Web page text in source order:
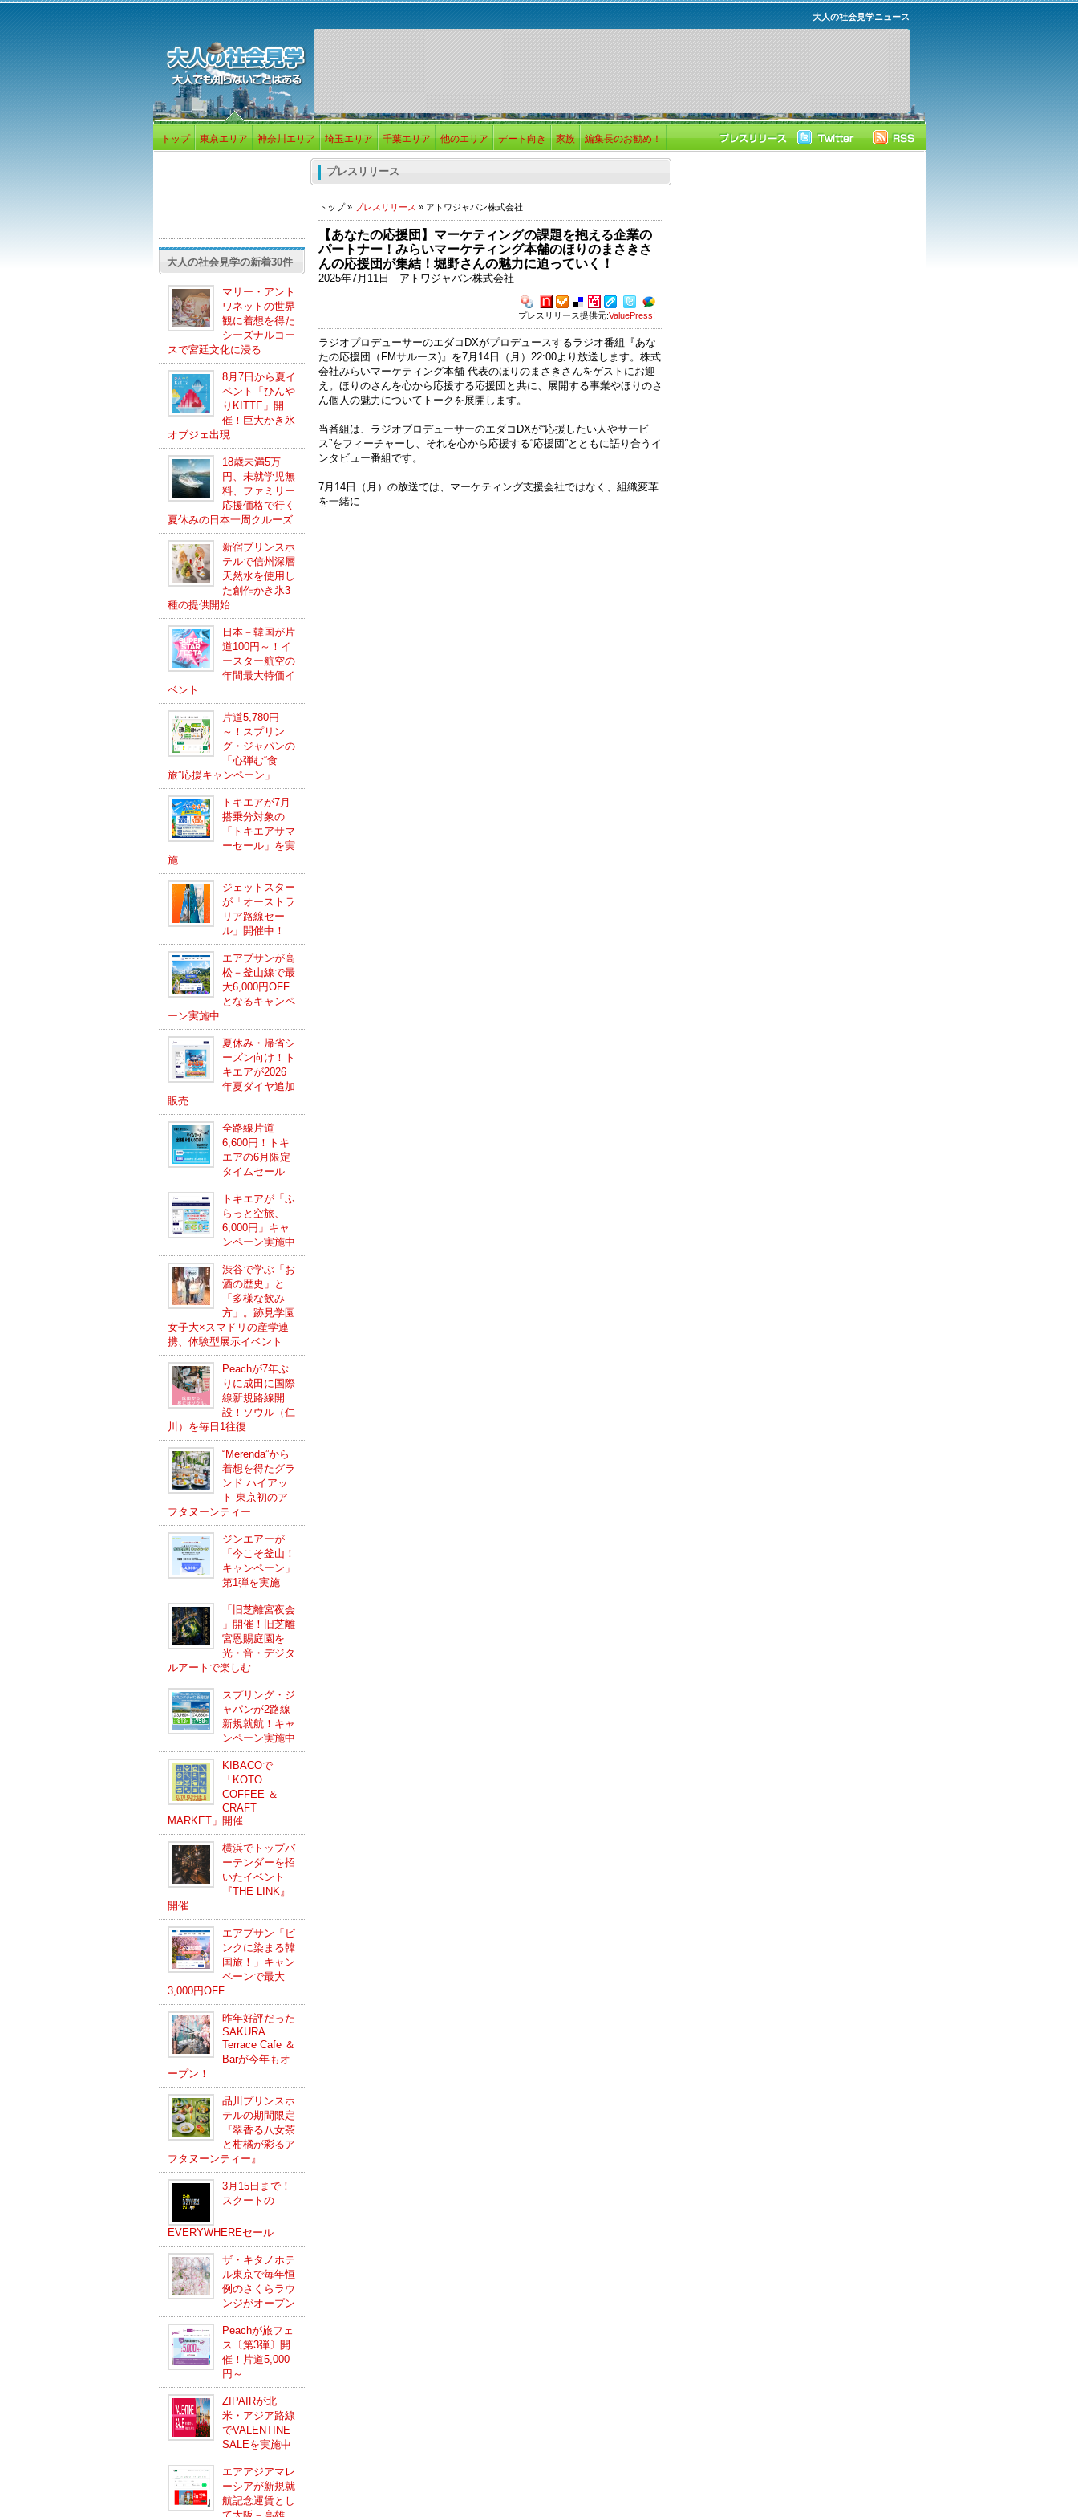
大人の社会見学ニュース
トップ 東京エリア 神奈川エリア 埼玉エリア 千葉エリア 他のエリア デート向き 家族 編集長のお勧め！
大人の社会見学の新着30件
マリー・アント
ワネットの世界
観に着想を得た
シーズナルコー
スで宮廷文化に浸る
8月7日から夏イ
ベント「ひんや
りKITTE」開
催！巨大かき氷
オブジェ出現
18歳未満5万
円、未就学児無
料、ファミリー
応援価格で行く
夏休みの日本一周クルーズ
新宿プリンスホ
テルで信州深層
天然水を使用し
た創作かき氷3
種の提供開始
日本－韓国が片
道100円～！イ
ースター航空の
年間最大特価イ
ベント
片道5,780円
～！スプリン
グ・ジャパンの
「心弾む“食
旅”応援キャンペーン」
トキエアが7月
搭乗分対象の
「トキエアサマ
ーセール」を実
施
ジェットスター
が「オーストラ
リア路線セー
ル」開催中！
エアプサンが高
松－釜山線で最
大6,000円OFF
となるキャンペ
ーン実施中
夏休み・帰省シ
ーズン向け！ト
キエアが2026
年夏ダイヤ追加
販売
全路線片道
6,600円！トキ
エアの6月限定
タイムセール
トキエアが「ふ
らっと空旅、
6,000円」キャ
ンペーン実施中
渋谷で学ぶ「お
酒の歴史」と
「多様な飲み
方」。跡見学園
女子大×スマドリの産学連
携、体験型展示イベント
Peachが7年ぶ
りに成田に国際
線新規路線開
設！ソウル（仁
川）を毎日1往復
“Merenda”から
着想を得たグラ
ンド ハイアッ
ト 東京初のア
フタヌーンティー
ジンエアーが
「今こそ釜山！
キャンペーン」
第1弾を実施
「旧芝離宮夜会
」開催！旧芝離
宮恩賜庭園を
光・音・デジタ
ルアートで楽しむ
スプリング・ジ
ャパンが2路線
新規就航！キャ
ンペーン実施中
KIBACOで
「KOTO
COFFEE ＆
CRAFT
MARKET」開催
横浜でトップバ
ーテンダーを招
いたイベント
『THE LINK』
開催
エアプサン「ピ
ンクに染まる韓
国旅！」キャン
ペーンで最大
3,000円OFF
昨年好評だった
SAKURA
Terrace Cafe ＆
Barが今年もオ
ープン！
品川プリンスホ
テルの期間限定
『翠香る八女茶
と柑橘が彩るア
フタヌーンティー』
3月15日まで！
スクートの
EVERYWHEREセール
ザ・キタノホテ
ル東京で毎年恒
例のさくらラウ
ンジがオープン
Peachが旅フェ
ス〔第3弾〕開
催！片道5,000
円～
ZIPAIRが北
米・アジア路線
でVALENTINE
SALEを実施中
エアアジアマレ
ーシアが新規就
航記念運賃とし
プレスリリース
トップ » プレスリリース » アトワジャパン株式会社
【あなたの応援団】マーケティングの課題を抱える企業の
パートナー！みらいマーケティング本舗のほりのまさきさ
んの応援団が集結！堀野さんの魅力に迫っていく！
2025年7月11日 アトワジャパン株式会社
プレスリリース提供元:ValuePress!
ラジオプロデューサーのエダコDXがプロデュースするラジオ番組『あな
たの応援団（FMサルース)』を7月14日（月）22:00より放送します。株式
会社みらいマーケティング本舗 代表のほりのまさきさんをゲストにお迎
え。ほりのさんを心から応援する応援団と共に、展開する事業やほりのさ
ん個人の魅力についてトークを展開します。
当番組は、ラジオプロデューサーのエダコDXが“応援したい人やサービ
ス”をフィーチャーし、それを心から応援する“応援団”とともに語り合うイ
ンタビュー番組です。
7月14日（月）の放送では、マーケティング支援会社ではなく、組織変革
を一緒に